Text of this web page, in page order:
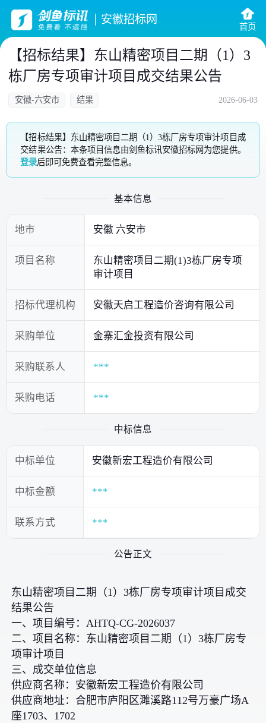
安徽招标网
首页
【招标结果】东山精密项目二期（1）3
栋厂房专项审计项目成交结果公告
安徽-六安市 结果 2026-06-03
【招标结果】东山精密项目二期（1）3栋厂房专项审计项目成
交结果公告：本条项目信息由剑鱼标讯安徽招标网为您提供。
登录后即可免费查看完整信息。
基本信息
地市 安徽 六安市
项目名称
东山精密项目二期(1)3栋厂房专项
审计项目
招标代理机构 安徽天启工程造价咨询有限公司
采购单位 金寨汇金投资有限公司
采购联系人 ***
采购电话 ***
中标信息
中标单位 安徽新宏工程造价有限公司
中标金额 ***
联系方式 ***
公告正文
东山精密项目二期（1）3栋厂房专项审计项目成交
结果公告
一、项目编号：AHTQ-CG-2026037
二、项目名称：东山精密项目二期（1）3栋厂房专
项审计项目
三、成交单位信息
供应商名称：安徽新宏工程造价有限公司
供应商地址：合肥市庐阳区濉溪路112号万豪广场A
座1703、1702